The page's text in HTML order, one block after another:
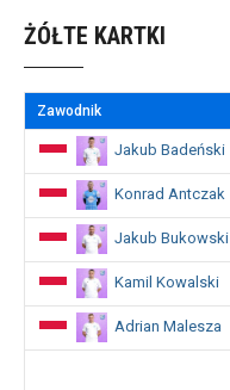
ŻÓŁTE KARTKI
Zawodnik
Jakub Badeński
Konrad Antczak
Jakub Bukowski
Kamil Kowalski
Adrian Malesza